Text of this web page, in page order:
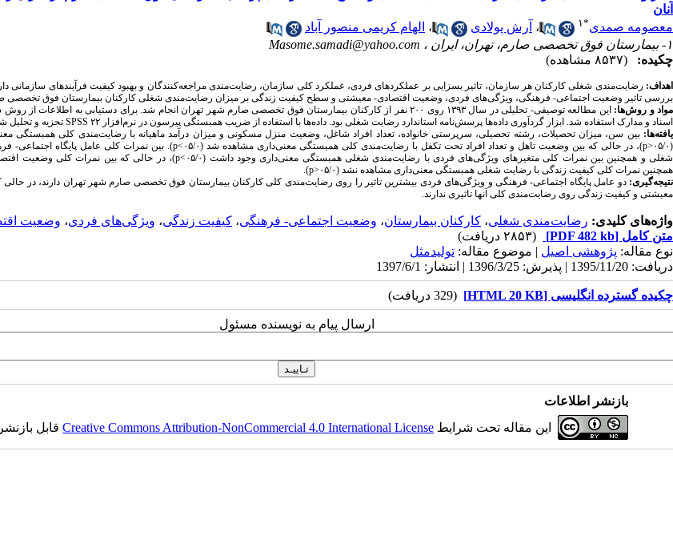
آنان
معصومه صمدی*۱ ، آرش پولادی ، الهام کریمی منصور آباد
۱- بیمارستان فوق تخصصی صارم، تهران، ایران ،
Masome.samadi@yahoo.com
چکیده:
(۸۵۳۷ مشاهده)
اهداف: رضایت‌مندی شغلی کارکنان هر سازمان، تاثیر بسزایی بر عملکردهای فردی، عملکرد کلی سازمان، رضایت‌مندی مراجعه‌کنندگان و بهبود کیفیت فرآیندهای سازمانی
بررسی تاثیر وضعیت اجتماعی- فرهنگی، ویژگی‌های فردی،‌ وضعیت اقتصادی- معیشتی و سطح کیفیت زندگی بر میزان رضایت‌مندی شغلی کارکنان بیمارستان فوق تخصصی
مواد و روش‌ها:
این مطالعه توصیفی- تحلیلی در سال ۱۳۹۳ روی ۲۰۰ نفر از کارکنان بیمارستان فوق تخصصی صارم شهر تهران انجام شد. برای دستیابی به
اسناد و مدارک استفاده شد. ابزار گردآوری داده‌ها پرسش‌نامه استاندارد رضایت شغلی بود. داده‌ها با استفاده از ضریب همبستگی پیرسون در نرم‌افزار SPSS ۲۲ تجزیه و تحلیل
یافته‌‌ها:بین سن، میزان تحصیلات، رشته تحصیلی، سرپرستی خانواده، تعداد افراد شاغل، وضعیت منزل مسکونی و میزان درآمد ماهیانه با رضایت‌مندی کلی همبستگی
(۰۵/۰
p>)، در حالی که بین وضعیت تاهل و تعداد افراد تحت تکفل با رضایت‌مندی کلی همبستگی معنی‌داری مشاهده شد (۰۵/۰ p<). بین نمرات کلی عامل پایگاه اجتماعی-
شغلی و همچنین بین نمرات کلی متغیرهای ویژگی‌های فردی با رضایت‌مندی شغلی همبستگی معنی‌داری وجود داشت (۰۵/۰
p<)، در حالی که بین نمرات کلی وضعیت
همچنین نمرات کلی کیفیت زندگی با رضایت شغلی همبستگی معنی‌داری مشاهده نشد (۰۵/۰
p>
).
نتیجه‌گیری:دو عامل پایگاه اجتماعی- فرهنگی و ویژگی‌های فردی بیشترین تاثیر را روی رضایت‌مندی کلی کارکنان بیمارستان فوق تخصصی صارم شهر تهران دارند، در
معیشتی و کیفیت زندگی روی رضایت‌مندی کلی آنها تاثیری ندارند.
واژه‌های کلیدی: رضایت‌مندی شغلی، کارکنان بیمارستان، وضعیت اجتماعی- فرهنگی، کیفیت زندگی، ویژگی‌های فردی، وضعیت
متن کامل [PDF 482 kb]
(۲۸۵۳ دریافت)
نوع مقاله: پژوهشی اصيل | موضوع مقاله: تولیدمثل
دریافت: 1395/11/20 | پذیرش: 1396/3/25 | انتشار: 1397/6/1
چکيده گسترده انگلیسی [HTML 20 KB] (329 دریافت)
ارسال پیام به نویسنده مسئول
بازنشر اطلاعات
این مقاله تحت شرایط Creative Commons Attribution-NonCommercial 4.0 International Licenseقابل